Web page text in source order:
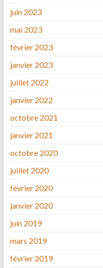
juin 2023
mai 2023
février 2023
janvier 2023
juillet 2022
janvier 2022
octobre 2021
janvier 2021
octobre 2020
juillet 2020
février 2020
janvier 2020
juin 2019
mars 2019
février 2019